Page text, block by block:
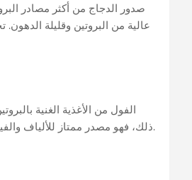
صدور الدجاج من أكثر مصادر
ذلك، فهو مصدر ممتاز للألياف والفيتامينات والمعادن التي تدعم صحة الجهاز الهضمي وتعزز الطاقة أثناء التمارين.